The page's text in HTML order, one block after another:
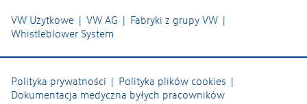
Zwiedzanie Zakładu
VW Użytkowe VW AG
Fabryki z grupy VW
Whistleblower System
Polityka prywatności
Polityka plików cookies
Dokumentacja medyczna byłych pracowników